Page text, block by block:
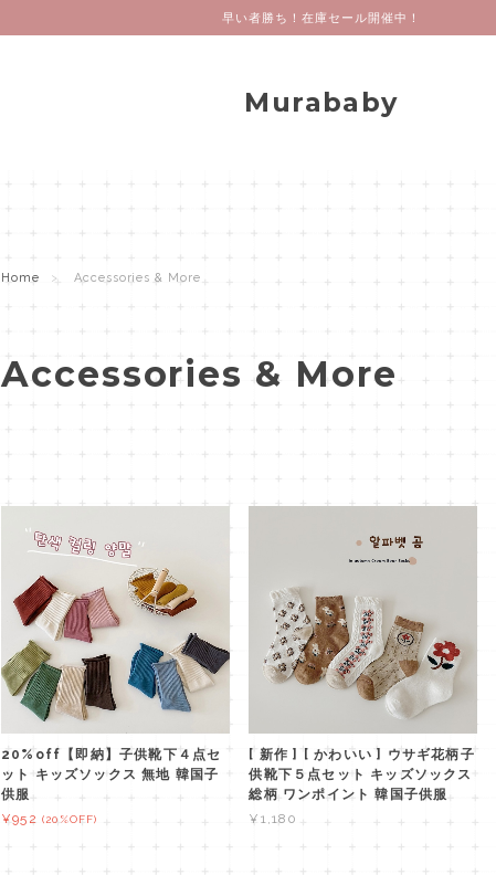
早い者勝ち！在庫セール開催中！
Murababy
Home Accessories & More
Accessories & More
20%off【即納】子供靴下４点セ
ット キッズソックス 無地 韓国子
供服
¥952 (20%OFF)
[ 新作 ] [ かわいい ] ウサギ花柄子
供靴下５点セット キッズソックス
総柄 ワンポイント 韓国子供服
¥1,180